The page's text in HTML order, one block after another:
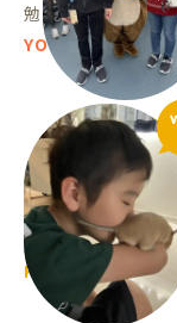
勉強に対してやる気
YOくん（中3）
親が教えないと勉強
1対1だと以前より集
KHくん（小5）